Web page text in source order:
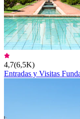
4,7(6,5K)
Entradas y Visitas